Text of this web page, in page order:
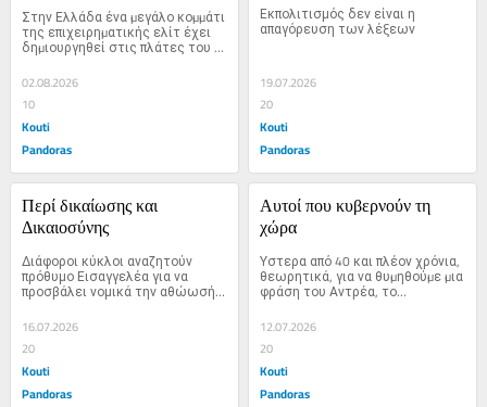
Στην Ελλάδα ένα µεγάλο κοµµάτι
της επιχειρηµατικής ελίτ έχει
δηµιουργηθεί στις πλάτες του
δηµοσίου
02.08.2026
10
Kouti
Pandoras
Εκπολιτισμός δεν είναι η
απαγόρευση των λέξεων
19.07.2026
20
Kouti
Pandoras
Περί δικαίωσης και
Δικαιοσύνης
Διάφοροι κύκλοι αναζητούν
πρόθυμο Εισαγγελέα για να
προσβάλει νομικά την αθώωσή
μου. Θα τους πρότεινα…
16.07.2026
20
Kouti
Pandoras
Αυτοί που κυβερνούν τη
χώρα
Υστερα από 40 και πλέον χρόνια,
θεωρητικά, για να θυµηθούµε µια
φράση του Αντρέα, το…
12.07.2026
20
Kouti
Pandoras